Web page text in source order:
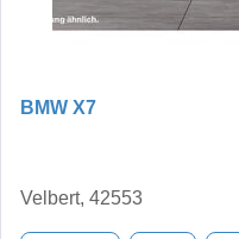
BMW X7
Velbert, 42553